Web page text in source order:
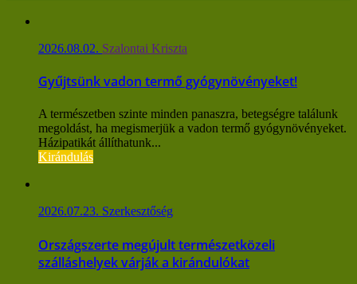
2026.08.02. Szalontai Kriszta
Gyűjtsünk vadon termő gyógynövényeket!
A természetben szinte minden panaszra, betegségre találunk
megoldást, ha megismerjük a vadon termő gyógynövényeket.
Házipatikát állíthatunk...
Kirándulás
2026.07.23. Szerkesztőség
Országszerte megújult természetközeli
szálláshelyek várják a kirándulókat